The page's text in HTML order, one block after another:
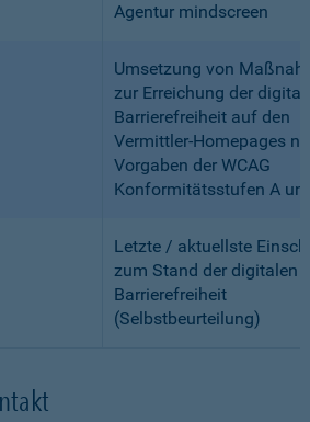
Agentur mindscreen
Umsetzung von
zur Erreichung der
Barrierefreiheit auf den
Vermittler-Homepages
Vorgaben der WCAG
Konformitätsstufen A
Letzte / aktuellste
zum Stand der digitalen
Barrierefreiheit
(Selbstbeurteilung)